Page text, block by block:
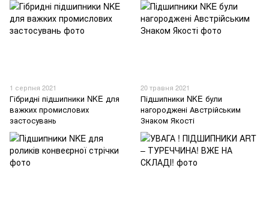
1 серпня 2021
Гібридні підшипники NKE для
важких промислових
застосувань
20 травня 2021
Підшипники NKE були
нагороджені Австрійським
Знаком Якості